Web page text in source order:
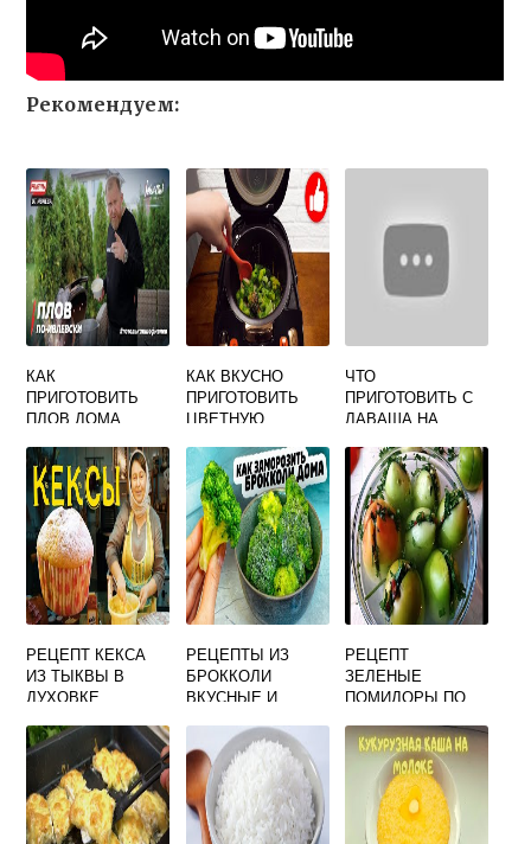
Рекомендуем:
КАК
ПРИГОТОВИТЬ
ПЛОВ ДОМА
КАК ВКУСНО
ПРИГОТОВИТЬ
ЦВЕТНУЮ
В МУЛЬТИВАРКЕ
ЧТО
ПРИГОТОВИТЬ С
ЛАВАША НА
БЫСТРО И
ВКУСНО
НАЧИНКОЙ
ЗАВТРАК
РЕЦЕПТ КЕКСА
ИЗ ТЫКВЫ В
ДУХОВКЕ
ВКУСНЫЙ
РЕЦЕПТЫ ИЗ
БРОККОЛИ
ВКУСНЫЕ И
ЗИМУ
РЕЦЕПТ
ЗЕЛЕНЫЕ
ПОМИДОРЫ ПО
ЗИМУ САМЫЙ
ВКУСНЫЙ